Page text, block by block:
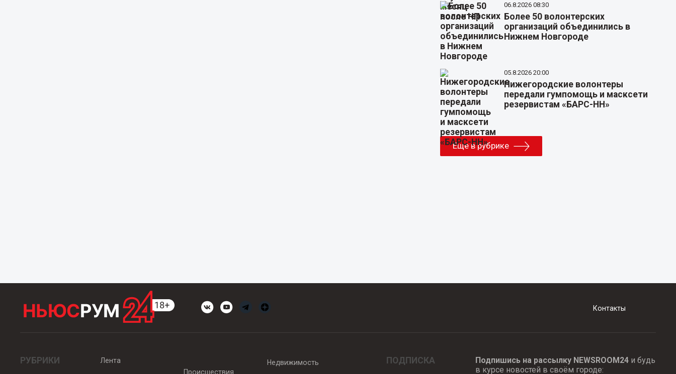
06.8.2026 08:30
Более 50 волонтерских
организаций объединились в
Нижнем Новгороде
05.8.2026 20:00
Нижегородские волонтеры
передали гумпомощь и масксети
резервистам «БАРС-НН»
Еще в рубрике
Контакты
РУБРИКИ
Лента
Происшествия
Недвижимость ПОДПИСКА Подпишись на рассылку NEWSROOM24и будь
в курсе новостей в своём городе: